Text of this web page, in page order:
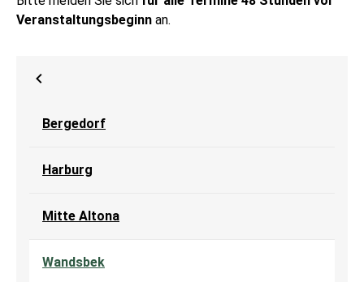
Veranstaltungsbeginn an.
Bergedorf
Harburg
Mitte Altona
Wandsbek(current)